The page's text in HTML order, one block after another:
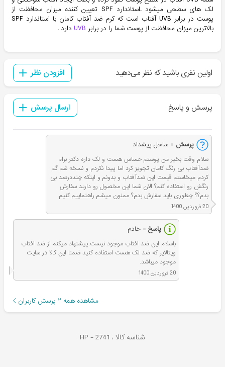
لک های سطحی میشود .استاندارد SPF تعیین کننده میزان محافظت از
پوست در برابر UVB آفتاب است که کرم ضد آفتاب کامان با استاندارد SPF
بالاترین میزان محافظت از پوست شما را در برابر UVB دارد .
اولین نفری باشید که نظر می‌دهید افزودن نظر
پرسش و پاسخ ارسال پرسش
پرسش ساحل پیشداد
سلام وقت بخیر من پوستم حساس هست و لک داره دکتر برام
ضدآفتاب بی رنگ کامان تجویز کرد اما پیدا نکردم و نسخه شم گم
کردم میخاستم قیمت این ضدآفتاب و بدونم و اینکه چنددرصد بی
رنگش رو استفاده کنم؟ الان شما این مخصول رو دارید سفارش
بدم؟؟ چطوری باید سفارش بدم؟ ممنون میشم راهنماییم کنیم
20 فروردین 1400
پاسخ خادم
باسلام این ضد افتاب موجود نیست.پیشنهاد میکنم از ضد افتاب
ویتالایر که ضد لک هست استفاده کنید ضمنا این کالا در سایت
موجود میباشد.
20 فروردین 1400
مشاهده همه ۲ پرسش کاربران
شناسه کالا : HP -2741